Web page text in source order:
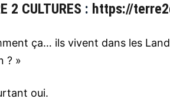
2 CULTURES : https://
ça… ils vivent dans les
? »
oui.